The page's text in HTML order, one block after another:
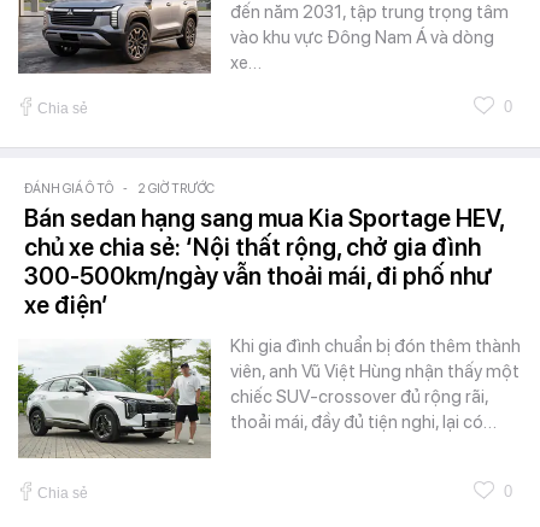
đến năm 2031, tập trung trọng tâm
vào khu vực Đông Nam Á và dòng
xe…
Chia sẻ 0
ĐÁNH GIÁ Ô TÔ - 2 GIỜ TRƯỚC
Bán sedan hạng sang mua Kia Sportage HEV,
chủ xe chia sẻ: ‘Nội thất rộng, chở gia đình
300-500km/ngày vẫn thoải mái, đi phố như
xe điện’
Khi gia đình chuẩn bị đón thêm thành
viên, anh Vũ Việt Hùng nhận thấy một
chiếc SUV-crossover đủ rộng rãi,
thoải mái, đầy đủ tiện nghi, lại có…
Chia sẻ 0